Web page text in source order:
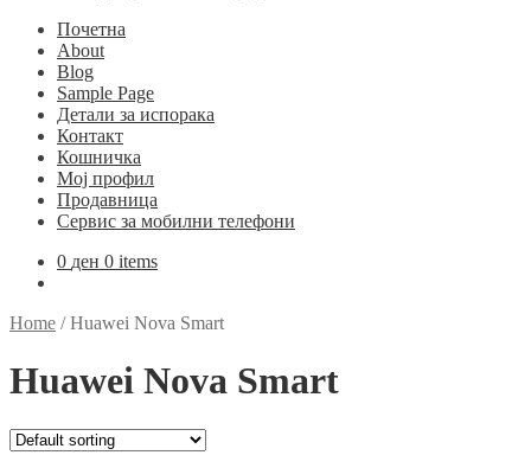
Почетна
About
Blog
Sample Page
Детали за испорака
Контакт
Кошничка
Мој профил
Продавница
Сервис за мобилни телефони
0 ден 0 items
Home /Huawei Nova Smart
Huawei Nova Smart